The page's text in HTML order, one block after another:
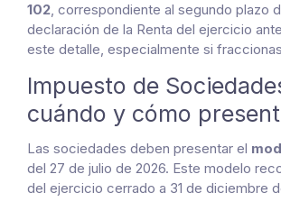
102, correspondiente al segundo plazo
declaración de la Renta del ejercicio
este detalle, especialmente si
Impuesto de
cuándo y cómo
Las sociedades deben presentar el
del 27 de julio de 2026. Este modelo
del ejercicio cerrado a 31 de diciembre